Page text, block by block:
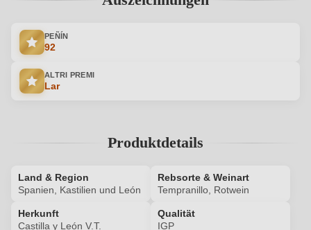
PEÑÍN
92
ALTRI PREMI
Lar
Produktdetails
Land & Region
Spanien, Kastilien und León
Rebsorte & Weinart
Tempranillo, Rotwein
Herkunft
Castilla y León V.T.
Qualität
IGP